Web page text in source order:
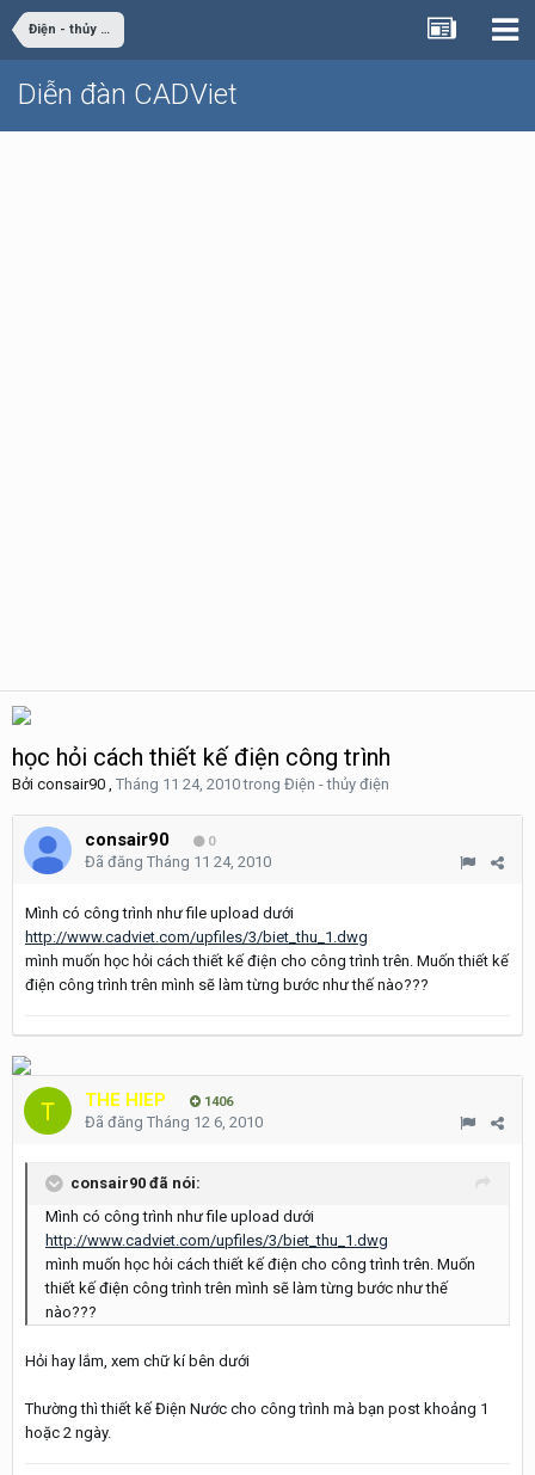
Điện - thủy điện
Diễn đàn CADViet
học hỏi cách thiết kế điện công trình
Bởi consair90 , Tháng 11 24, 2010trong Điện - thủy điện
consair90 0
Đã đăng Tháng 11 24, 2010
Mình có công trình như file upload dưới
http://www.cadviet.com/upfiles/3/biet_thu_1.dwg
mình muốn học hỏi cách thiết kế điện cho công trình trên. Muốn thiết kế
điện công trình trên mình sẽ làm từng bước như thế nào???
THE HIEP 1406
Đã đăng Tháng 12 6, 2010
consair90 đã nói:
Mình có công trình như file upload dưới
http://www.cadviet.com/upfiles/3/biet_thu_1.dwg
mình muốn học hỏi cách thiết kế điện cho công trình trên. Muốn
thiết kế điện công trình trên mình sẽ làm từng bước như thế
nào???
Hỏi hay lắm, xem chữ kí bên dưới
Thường thì thiết kế Điện Nước cho công trình mà bạn post khoảng 1
hoặc 2 ngày.